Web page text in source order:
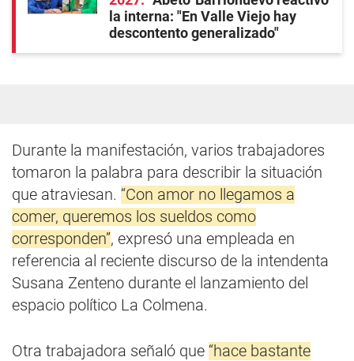
la interna: "En Valle Viejo hay
descontento generalizado"
Durante la manifestación, varios trabajadores
tomaron la palabra para describir la situación
que atraviesan. “Con amor no llegamos a
comer, queremos los sueldos como
corresponden”, expresó una empleada en
referencia al reciente discurso de la intendenta
Susana Zenteno durante el lanzamiento del
espacio político La Colmena.
Otra trabajadora señaló que “hace bastante